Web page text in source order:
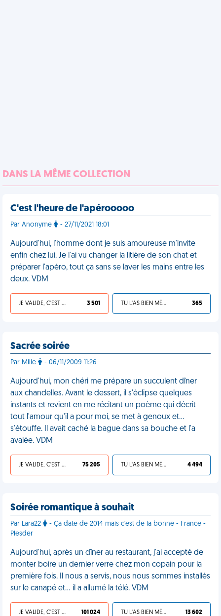
DANS LA MÊME COLLECTION
C'est l'heure de l'apérooooo
Par Anonyme - 27/11/2021 18:01
Aujourd'hui, l'homme dont je suis amoureuse m'invite
enfin chez lui. Je l'ai vu changer la litière de son chat et
préparer l'apéro, tout ça sans se laver les mains entre les
deux. VDM
JE VALIDE, C'EST UNE VDM 3 501 TU L'AS BIEN MÉRITÉ 365
Sacrée soirée
Par Milie - 06/11/2009 11:26
Aujourd'hui, mon chéri me prépare un succulent dîner
aux chandelles. Avant le dessert, il s'éclipse quelques
instants et revient en me récitant un poème qui décrit
tout l'amour qu'il a pour moi, se met à genoux et...
s'étouffe. Il avait caché la bague dans sa bouche et l'a
avalée. VDM
JE VALIDE, C'EST UNE VDM 75 205 TU L'AS BIEN MÉRITÉ 4 494
Soirée romantique à souhait
Par Lara22
- Ça date de 2014 mais c'est de la bonne - France -
Plesder
Aujourd'hui, après un dîner au restaurant, j'ai accepté de
monter boire un dernier verre chez mon copain pour la
première fois. Il nous a servis, nous nous sommes installés
sur le canapé et… il a allumé la télé. VDM
JE VALIDE, C'EST UNE VDM 101 024 TU L'AS BIEN MÉRITÉ 13 602